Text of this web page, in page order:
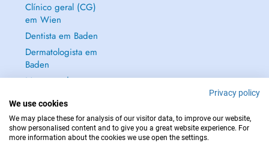
Clínico geral (CG)
em Wien
Dentista em Baden
Dermatologista em
Baden
Mostrar tudo →
EM CASO DE EMERGÊNCIA, CONTACTE : 112
Privacy policy
We use cookies
We may place these for analysis of our visitor data, to improve our website,
show personalised content and to give you a great website experience. For
more information about the cookies we use open the settings.